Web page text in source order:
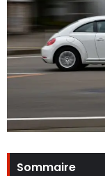
Sommaire